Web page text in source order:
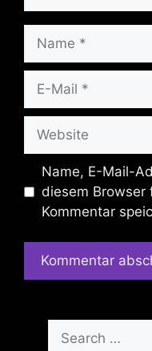
Mail
Name, E-Mail-
diesem Browser
Kommentar